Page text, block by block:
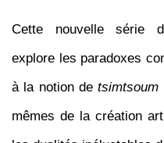
Cette nouvelle série
explore les paradoxes
à la notion de tsimtsoum
mêmes de la création